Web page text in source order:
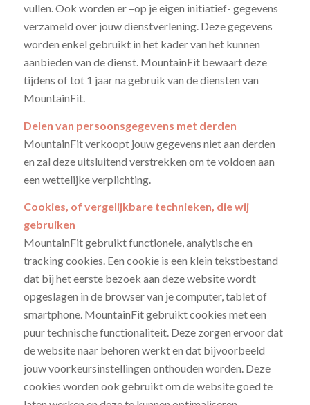
vullen. Ook worden er –op je eigen initiatief- gegevens
verzameld over jouw dienstverlening. Deze gegevens
worden enkel gebruikt in het kader van het kunnen
aanbieden van de dienst. MountainFit bewaart deze
tijdens of tot 1 jaar na gebruik van de diensten van
MountainFit.
Delen van persoonsgegevens met derden
MountainFit verkoopt jouw gegevens niet aan derden
en zal deze uitsluitend verstrekken om te voldoen aan
een wettelijke verplichting.
Cookies, of vergelijkbare technieken, die wij
gebruiken
MountainFit gebruikt functionele, analytische en
tracking cookies. Een cookie is een klein tekstbestand
dat bij het eerste bezoek aan deze website wordt
opgeslagen in de browser van je computer, tablet of
smartphone. MountainFit gebruikt cookies met een
puur technische functionaliteit. Deze zorgen ervoor dat
de website naar behoren werkt en dat bijvoorbeeld
jouw voorkeursinstellingen onthouden worden. Deze
cookies worden ook gebruikt om de website goed te